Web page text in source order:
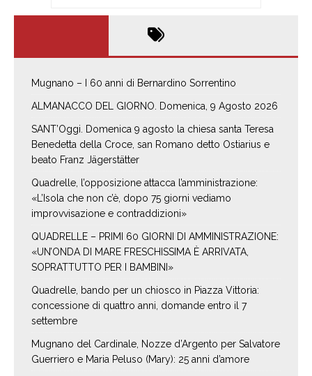
Mugnano – I 60 anni di Bernardino Sorrentino
ALMANACCO DEL GIORNO. Domenica, 9 Agosto 2026
SANT’Oggi. Domenica 9 agosto la chiesa santa Teresa
Benedetta della Croce, san Romano detto Ostiarius e
beato Franz Jägerstätter
Quadrelle, l’opposizione attacca l’amministrazione:
«L’Isola che non c’è, dopo 75 giorni vediamo
improvvisazione e contraddizioni»
QUADRELLE – PRIMI 60 GIORNI DI AMMINISTRAZIONE:
«UN’ONDA DI MARE FRESCHISSIMA È ARRIVATA,
SOPRATTUTTO PER I BAMBINI»
Quadrelle, bando per un chiosco in Piazza Vittoria:
concessione di quattro anni, domande entro il 7
settembre
Mugnano del Cardinale, Nozze d’Argento per Salvatore
Guerriero e Maria Peluso (Mary): 25 anni d’amore